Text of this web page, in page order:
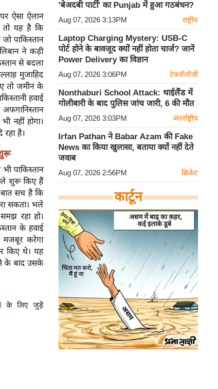
ऐसा ऐलान
तो यह है कि
पाकिस्तान
ने कड़ी
से बदला
मुजाहिद
तो जमीन के
हवाई
नहीं होगा।
है।
पाकिस्तान
शुरू किए हैं
बात सच है कि
सकता। भले
रहा हो।
के हवाई
मजबूर करेगा
किए थे। यह
के बाद उसके
के लिए जुड़ें
'बेअदबी पार्टी' का Punjab में हुआ गठबंधन?
Aug 07, 2026 3:13PM राष्ट्रीय
Laptop Charging Mystery: USB-C
पोर्ट होने के बावजूद क्यों नहीं होता चार्ज? जानें
Power Delivery का विज्ञान
Aug 07, 2026 3:06PM टेक्नॉलॉजी
Nonthaburi School Attack: थाईलैंड में
गोलीबारी के बाद पुलिस जांच जारी, 6 की मौत
Aug 07, 2026 3:03PM अंतर्राष्ट्रीय
Irfan Pathan ने Babar Azam की Fake
News का किया खुलासा, बताया क्यों नहीं देते
जवाब
Aug 07, 2026 2:56PM क्रिकेट
कार्टून